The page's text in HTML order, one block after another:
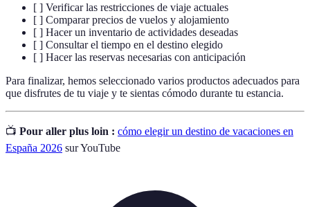
[ ] Verificar las restricciones de viaje actuales
[ ] Comparar precios de vuelos y alojamiento
[ ] Hacer un inventario de actividades deseadas
[ ] Consultar el tiempo en el destino elegido
[ ] Hacer las reservas necesarias con anticipación
Para finalizar, hemos seleccionado varios productos adecuados para
que disfrutes de tu viaje y te sientas cómodo durante tu estancia.
📺 Pour aller plus loin : cómo elegir un destino de vacaciones en
España 2026 sur YouTube